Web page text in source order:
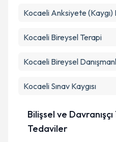
Kocaeli Anksiyete (Kaygı)
Kocaeli Bireysel Terapi
Kocaeli Bireysel
Kocaeli Sınav Kaygısı
Bilişsel ve
Tedaviler